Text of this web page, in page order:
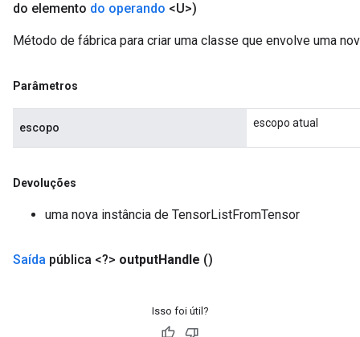
do elemento do operando <U>)
Método de fábrica para criar uma classe que envolve uma
Parâmetros
escopo escopo atual
Devoluções
uma nova instância de TensorListFromTensor
Saída pública <?> outputHandle ()
Isso foi útil?